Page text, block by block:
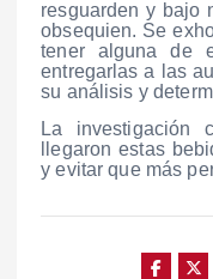
resguarden y bajo
obsequien. Se
tener alguna de
entregarlas a las
su análisis y
La investigación
llegaron estas
y evitar que más